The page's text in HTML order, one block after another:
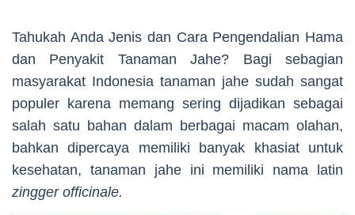
Tahukah Anda Jenis dan Cara Pengendalian Hama
dan Penyakit Tanaman Jahe? Bagi sebagian
masyarakat Indonesia tanaman jahe sudah sangat
populer karena memang sering dijadikan sebagai
salah satu bahan dalam berbagai macam olahan,
bahkan dipercaya memiliki banyak khasiat untuk
kesehatan, tanaman jahe ini memiliki nama latin
zingger officinale.